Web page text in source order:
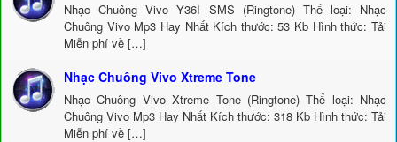
Nhạc Chuông Vivo Y36I SMS (Ringtone) Thể loại: Nhạc
Chuông Vivo Mp3 Hay Nhất Kích thước: 53 Kb Hình thức: Tải
Miễn phí về […]
Nhạc Chuông Vivo Xtreme Tone
Nhạc Chuông Vivo Xtreme Tone (Ringtone) Thể loại: Nhạc
Chuông Vivo Mp3 Hay Nhất Kích thước: 318 Kb Hình thức: Tải
Miễn phí về […]